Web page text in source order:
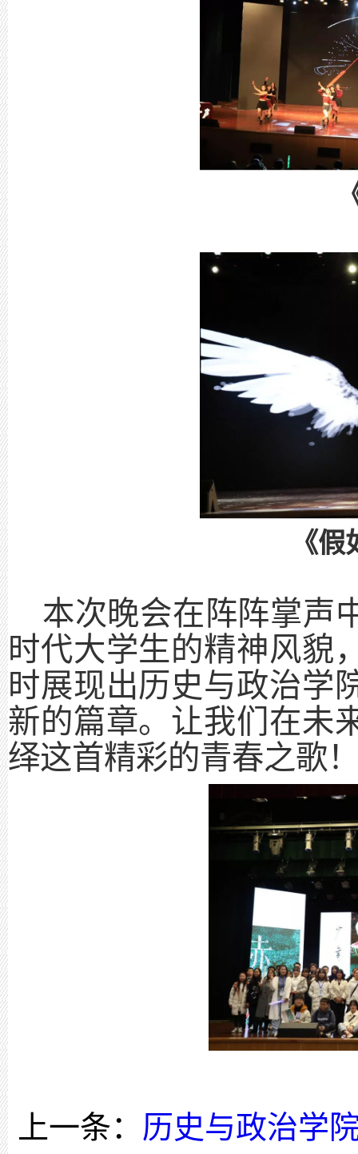
《
本次晚会在阵阵掌声
时代大学生的精神风貌
时展现出历史与政治学
新的篇章。让我们在未
绎这首精彩的青春之歌
上一条： 历史与政治学